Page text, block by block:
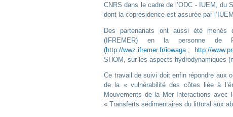
CNRS dans le cadre de l’ODC - IUEM,
dont la coprésidence est assurée par
Des partenariats ont aussi été menés
(IFREMER) en la personne de
(http://wwz.ifremer.fr/iowaga ; http://
SHOM, sur les aspects hydrodynamiques
Ce travail de suivi doit enfin répondre aux
de la « vulnérabilité des côtes liée à
Mouvements de la Mer Interactions
« Transferts sédimentaires du littoral aux